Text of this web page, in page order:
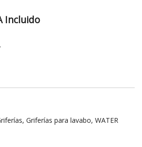
Incluido
, Griferías para lavabo, WATER